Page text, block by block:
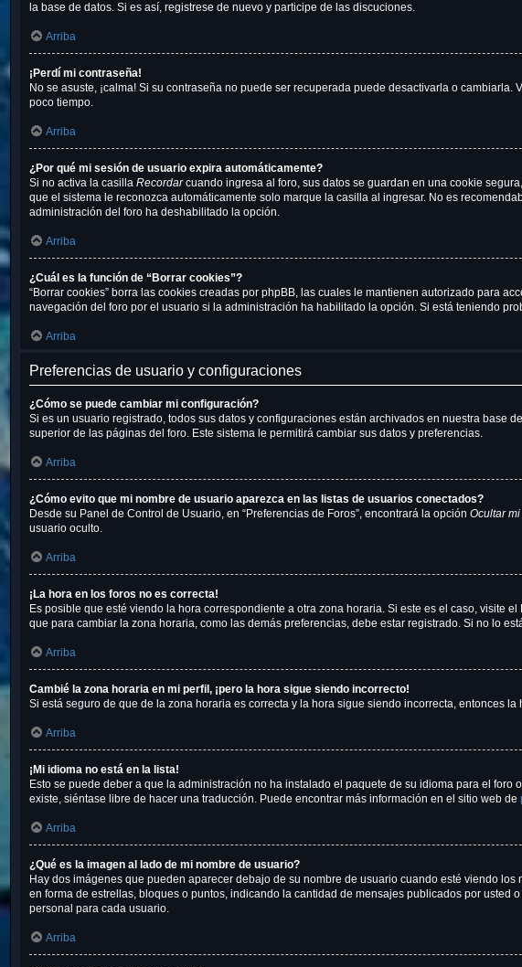
la base de datos. Si es así, registrese de nuevo y participe de las discuciones.
Arriba
¡Perdí mi contraseña!
No se asuste, ¡calma! Si su contraseña no puede ser recuperada puede desactivarla o
poco tiempo.
Arriba
¿Por qué mi sesión de usuario expira automáticamente?
Si no activa la casilla Recordarcuando ingresa al foro, sus datos se guardan en una cookie
que el sistema le reconozca automáticamente solo marque la casilla al ingresar. No es
administración del foro ha deshabilitado la opción.
Arriba
¿Cuál es la función de “Borrar cookies”?
“Borrar cookies” borra las cookies creadas por phpBB, las cuales le mantienen autorizado para
navegación del foro por el usuario si la administración ha habilitado la opción. Si está teniendo
Arriba
Preferencias de usuario y configuraciones
¿Cómo se puede cambiar mi configuración?
Si es un usuario registrado, todos sus datos y configuraciones están archivados en nuestra base
superior de las páginas del foro. Este sistema le permitirá cambiar sus datos y preferencias.
Arriba
¿Cómo evito que mi nombre de usuario aparezca en las listas de usuarios conectados?
Desde su Panel de Control de Usuario, en “Preferencias de Foros”, encontrará la opción Ocultar
usuario oculto.
Arriba
¡La hora en los foros no es correcta!
Es posible que esté viendo la hora correspondiente a otra zona horaria. Si este es el caso, visite
que para cambiar la zona horaria, como las demás preferencias, debe estar registrado. Si no lo
Arriba
Cambié la zona horaria en mi perfil, ¡pero la hora sigue siendo incorrecto!
Si está seguro de que de la zona horaria es correcta y la hora sigue siendo incorrecta, entonces
Arriba
¡Mi idioma no está en la lista!
Esto se puede deber a que la administración no ha instalado el paquete de su idioma para el
existe, siéntase libre de hacer una traducción. Puede encontrar más información en el sitio web de
Arriba
¿Qué es la imagen al lado de mi nombre de usuario?
Hay dos imágenes que pueden aparecer debajo de su nombre de usuario cuando esté viendo
en forma de estrellas, bloques o puntos, indicando la cantidad de mensajes publicados por
personal para cada usuario.
Arriba